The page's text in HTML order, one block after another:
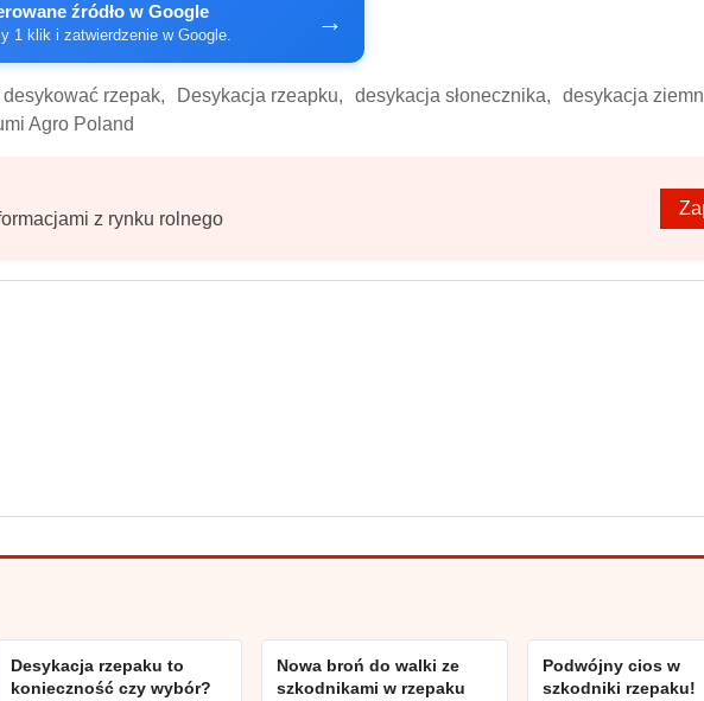
źródło w Google
1 klik i zatwierdzenie w Google. →
rzepak, Desykacja rzeapku, desykacja słonecznika,
desykacja
Agro Poland
z rynku rolnego
Desykacja rzepaku to
konieczność czy wybór?
Nowa broń do walki ze
szkodnikami w rzepaku
Podwójny cios w
szkodniki rzepaku!